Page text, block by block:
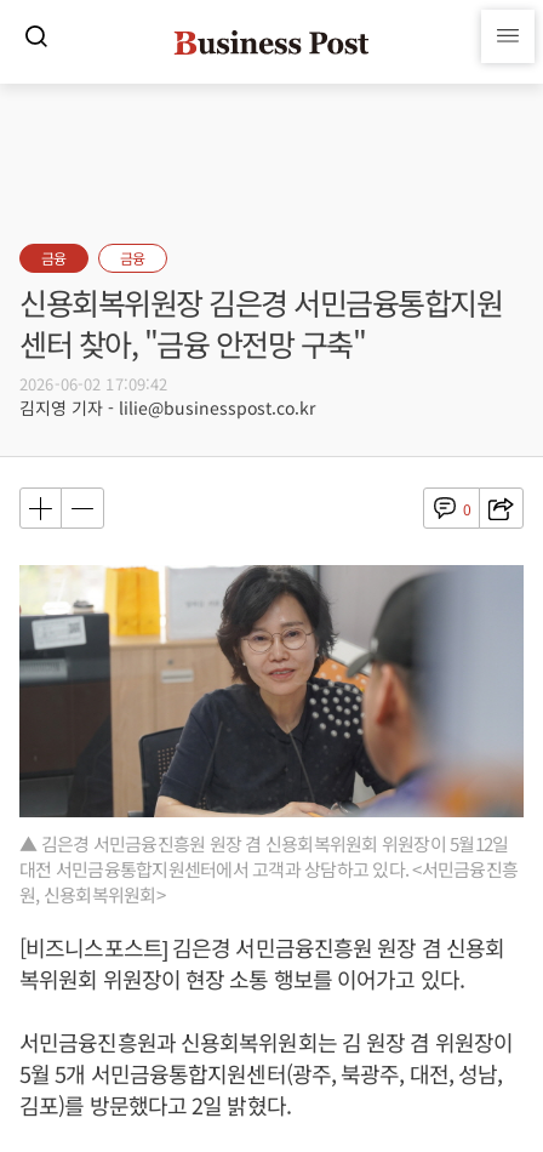
금융 금융
신용회복위원장 김은경 서민금융통합지원
센터 찾아, "금융 안전망 구축"
2026-06-02 17:09:42
김지영 기자 - lilie@businesspost.co.kr
0
▲ 김은경 서민금융진흥원 원장 겸 신용회복위원회 위원장이 5월12일
대전 서민금융통합지원센터에서 고객과 상담하고 있다. <서민금융진흥
원, 신용회복위원회>
[비즈니스포스트] 김은경 서민금융진흥원 원장 겸 신용회
복위원회 위원장이 현장 소통 행보를 이어가고 있다.
서민금융진흥원과 신용회복위원회는 김 원장 겸 위원장이
5월 5개 서민금융통합지원센터(광주, 북광주, 대전, 성남,
김포)를 방문했다고 2일 밝혔다.